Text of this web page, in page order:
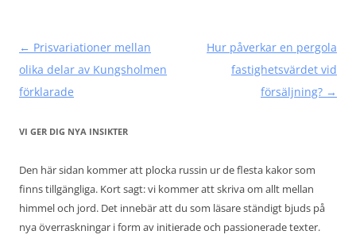
Inläggsnavigering
← Prisvariationer mellan
olika delar av Kungsholmen
förklarade
Hur påverkar en pergola
fastighetsvärdet vid
försäljning? →
VI GER DIG NYA INSIKTER
Den här sidan kommer att plocka russin ur de flesta kakor som
finns tillgängliga. Kort sagt: vi kommer att skriva om allt mellan
himmel och jord. Det innebär att du som läsare ständigt bjuds på
nya överraskningar i form av initierade och passionerade texter.